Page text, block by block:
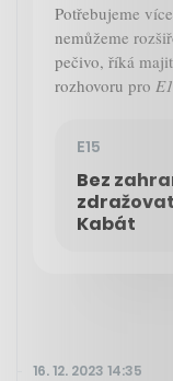
Potřebujeme
nemůžeme
pečivo, říká
rozhovoru pro
E15
Bez
Kabát
16. 12. 2023 14:35